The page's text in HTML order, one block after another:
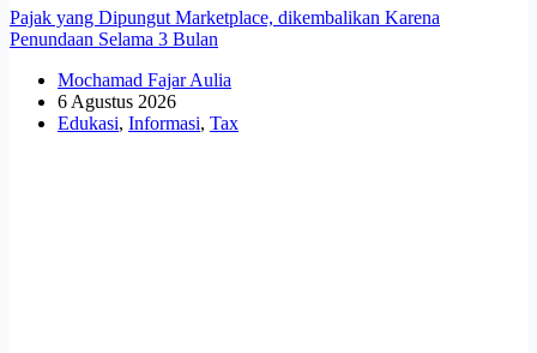
Pajak yang Dipungut Marketplace, dikembalikan Karena
Penundaan Selama 3 Bulan
Mochamad Fajar Aulia
6 Agustus 2026
Edukasi, Informasi, Tax